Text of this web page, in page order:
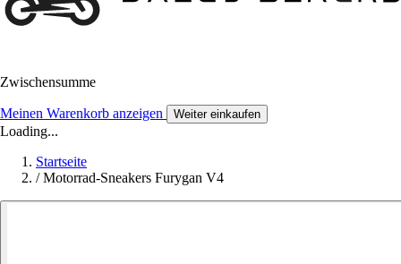
Zwischensumme
Meinen Warenkorb anzeigen Weiter einkaufen
Loading...
Startseite
/ Motorrad-Sneakers Furygan V4